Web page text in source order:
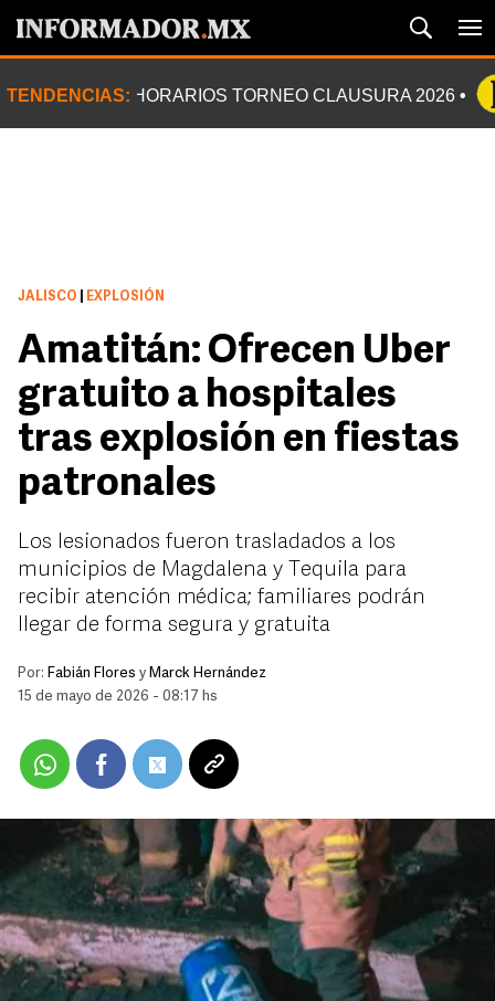
TENDENCIAS: HORARIOS TORNEO CLAUSURA 2026
JALISCO EXPLOSIÓN
Amatitán: Ofrecen Uber
gratuito a hospitales
tras explosión en fiestas
patronales
Los lesionados fueron trasladados a los
municipios de Magdalena y Tequila para
recibir atención médica; familiares podrán
llegar de forma segura y gratuita
Por: Fabián Flores y Marck Hernández
15 de mayo de 2026 - 08:17 hs